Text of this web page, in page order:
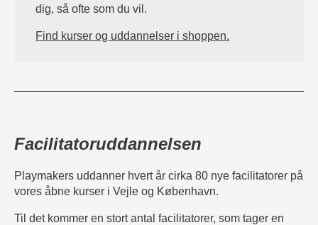
dig, så ofte som du vil.
Find kurser og uddannelser i shoppen.
Facilitatoruddannelsen
Playmakers uddanner hvert år cirka 80 nye facilitatorer på
vores åbne kurser i Vejle og København.
Til det kommer en stort antal facilitatorer, som tager en